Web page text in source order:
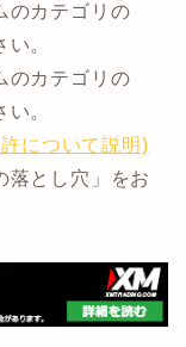
のカテゴリの
。
のカテゴリの
。
について説明)
落とし穴」をお